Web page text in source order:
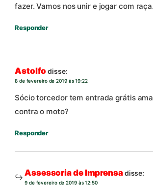
fazer. Vamos nos unir e jogar com raça.
Responder
Astolfo disse:
8 de fevereiro de 2019 às 19:22
Sócio torcedor tem entrada grátis
contra o moto?
Responder
Assessoria de Imprensadisse:
9 de fevereiro de 2019 às 12:50